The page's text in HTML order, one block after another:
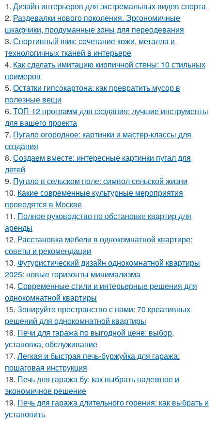
1. Дизайн интерьеров для экстремальных видов спорта
2. Раздевалки нового поколения. Эргономичные
шкафчики, продуманные зоны для переодевания
3. Спортивный шик: сочетание кожи, металла и
технологичных тканей в интерьере
4. Как сделать имитацию кирпичной стены: 10 стильных
примеров
5. Остатки гипсокартона: как превратить мусор в
полезные вещи
6. ТОП-12 программ для создания: лучшие инструменты
для вашего проекта
7. Пугало огородное: картинки и мастер-классы для
создания
8. Создаем вместе: интересные картинки пугал для
детей
9. Пугало в сельском поле: символ сельской жизни
10. Какие современные культурные мероприятия
проводятся в Москве
11. Полное руководство по обстановке квартир для
аренды
12. Расстановка мебели в однокомнатной квартире:
советы и рекомендации
13. Футуристический дизайн однокомнатной квартиры
2025: новые горизонты минимализма
14. Современные стили и интерьерные решения для
однокомнатной квартиры
15. Зонируйте пространство с нами: 70 креативных
решений для однокомнатной квартиры
16. Печи для гаража по выгодной цене: выбор,
установка, обслуживание
17. Легкая и быстрая печь-буржуйка для гаража:
пошаговая инструкция
18. Печь для гаража бу: как выбрать надежное и
экономичное решение
19. Печь для гаража длительного горения: как выбрать и
установить